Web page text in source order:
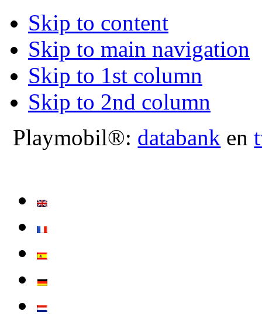
Skip to content
Skip to main navigation
Skip to 1st column
Skip to 2nd column
Playmobil®: databank en